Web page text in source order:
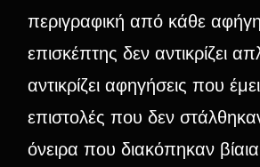
περιγραφική από κάθε
επισκέπτης δεν αντικρίζει
αντικρίζει αφηγήσεις που
επιστολές που δεν
όνειρα που διακόπηκαν